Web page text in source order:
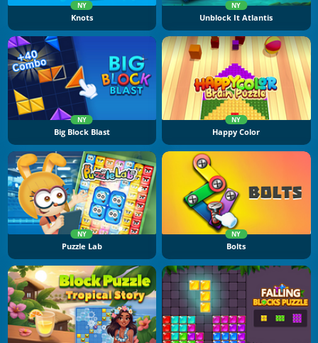
NY
Knots
NY
Unblock It Atlantis
NY
Big Block Blast
NY
Happy Color
NY
Puzzle Lab
NY
Bolts